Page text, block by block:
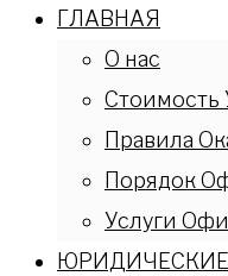
ГЛАВНАЯ
О нас
Стоимость
Правила
Порядок
Услуги
ЮРИДИЧЕСКИЕ